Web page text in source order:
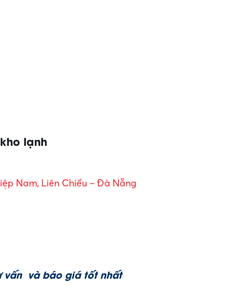
lạnh
Nam, Liên Chiểu – Đà Nẵng
vấn và báo giá tốt nhất